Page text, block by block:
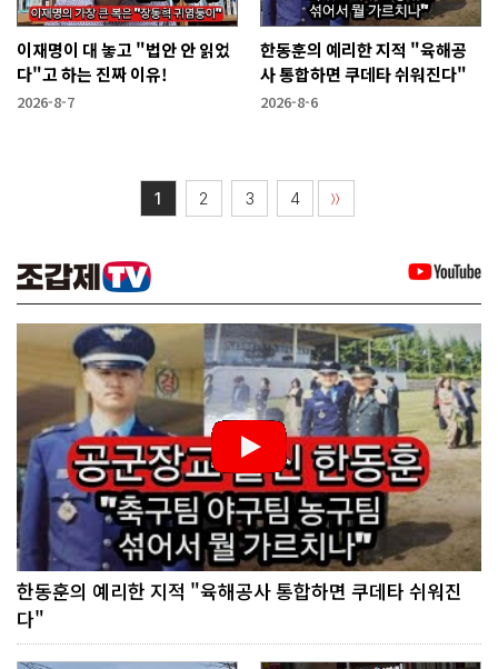
이재명이 대 놓고 "법안 안 읽었
다"고 하는 진짜 이유!
2026-8-7
한동훈의 예리한 지적 "육해공
사 통합하면 쿠데타 쉬워진다"
2026-8-6
1 2 3 4 〉〉
한동훈의 예리한 지적 "육해공사 통합하면 쿠데타 쉬워진
다"